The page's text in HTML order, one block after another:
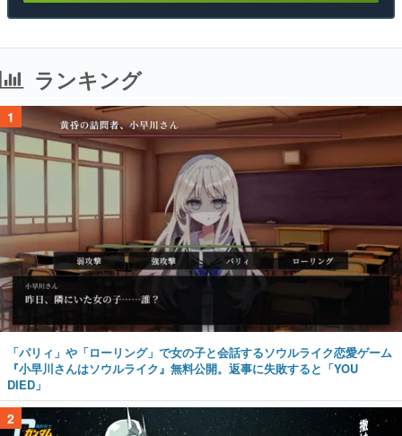
ランキング
1
「パリィ」や「ローリング」で女の子と会話するソウルライク恋愛ゲーム
『小早川さんはソウルライク』無料公開。返事に失敗すると「YOU
DIED」
2